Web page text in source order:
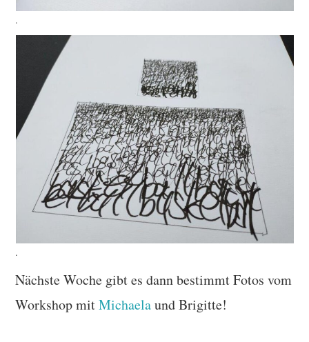
.
.
Nächste Woche gibt es dann bestimmt Fotos vom
Workshop mitMichaelaund Brigitte!